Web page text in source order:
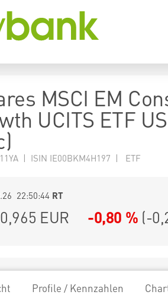
MSCI EM
UCITS ETF
| ISIN IE00BKM4H197 | ETF
22:50:44 RT
EUR -0,80 % (-
Profile / Kennzahlen